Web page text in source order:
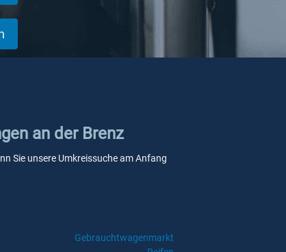
an der Brenz
Sie unsere Umkreissuche am Anfang
Gebrauchtwagenmarkt